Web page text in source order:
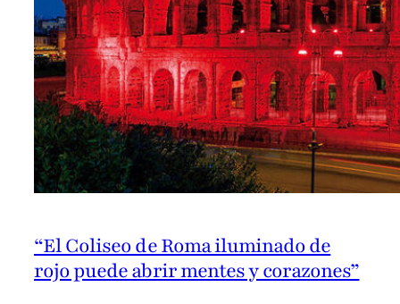
“El Coliseo de Roma iluminado de
rojo puede abrir mentes y corazones”